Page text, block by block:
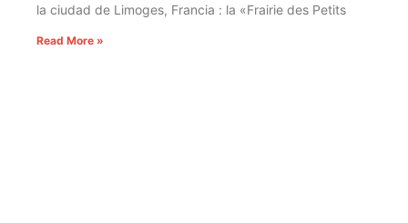
la ciudad de Limoges, Francia : la «Frairie des Petits
Read More »